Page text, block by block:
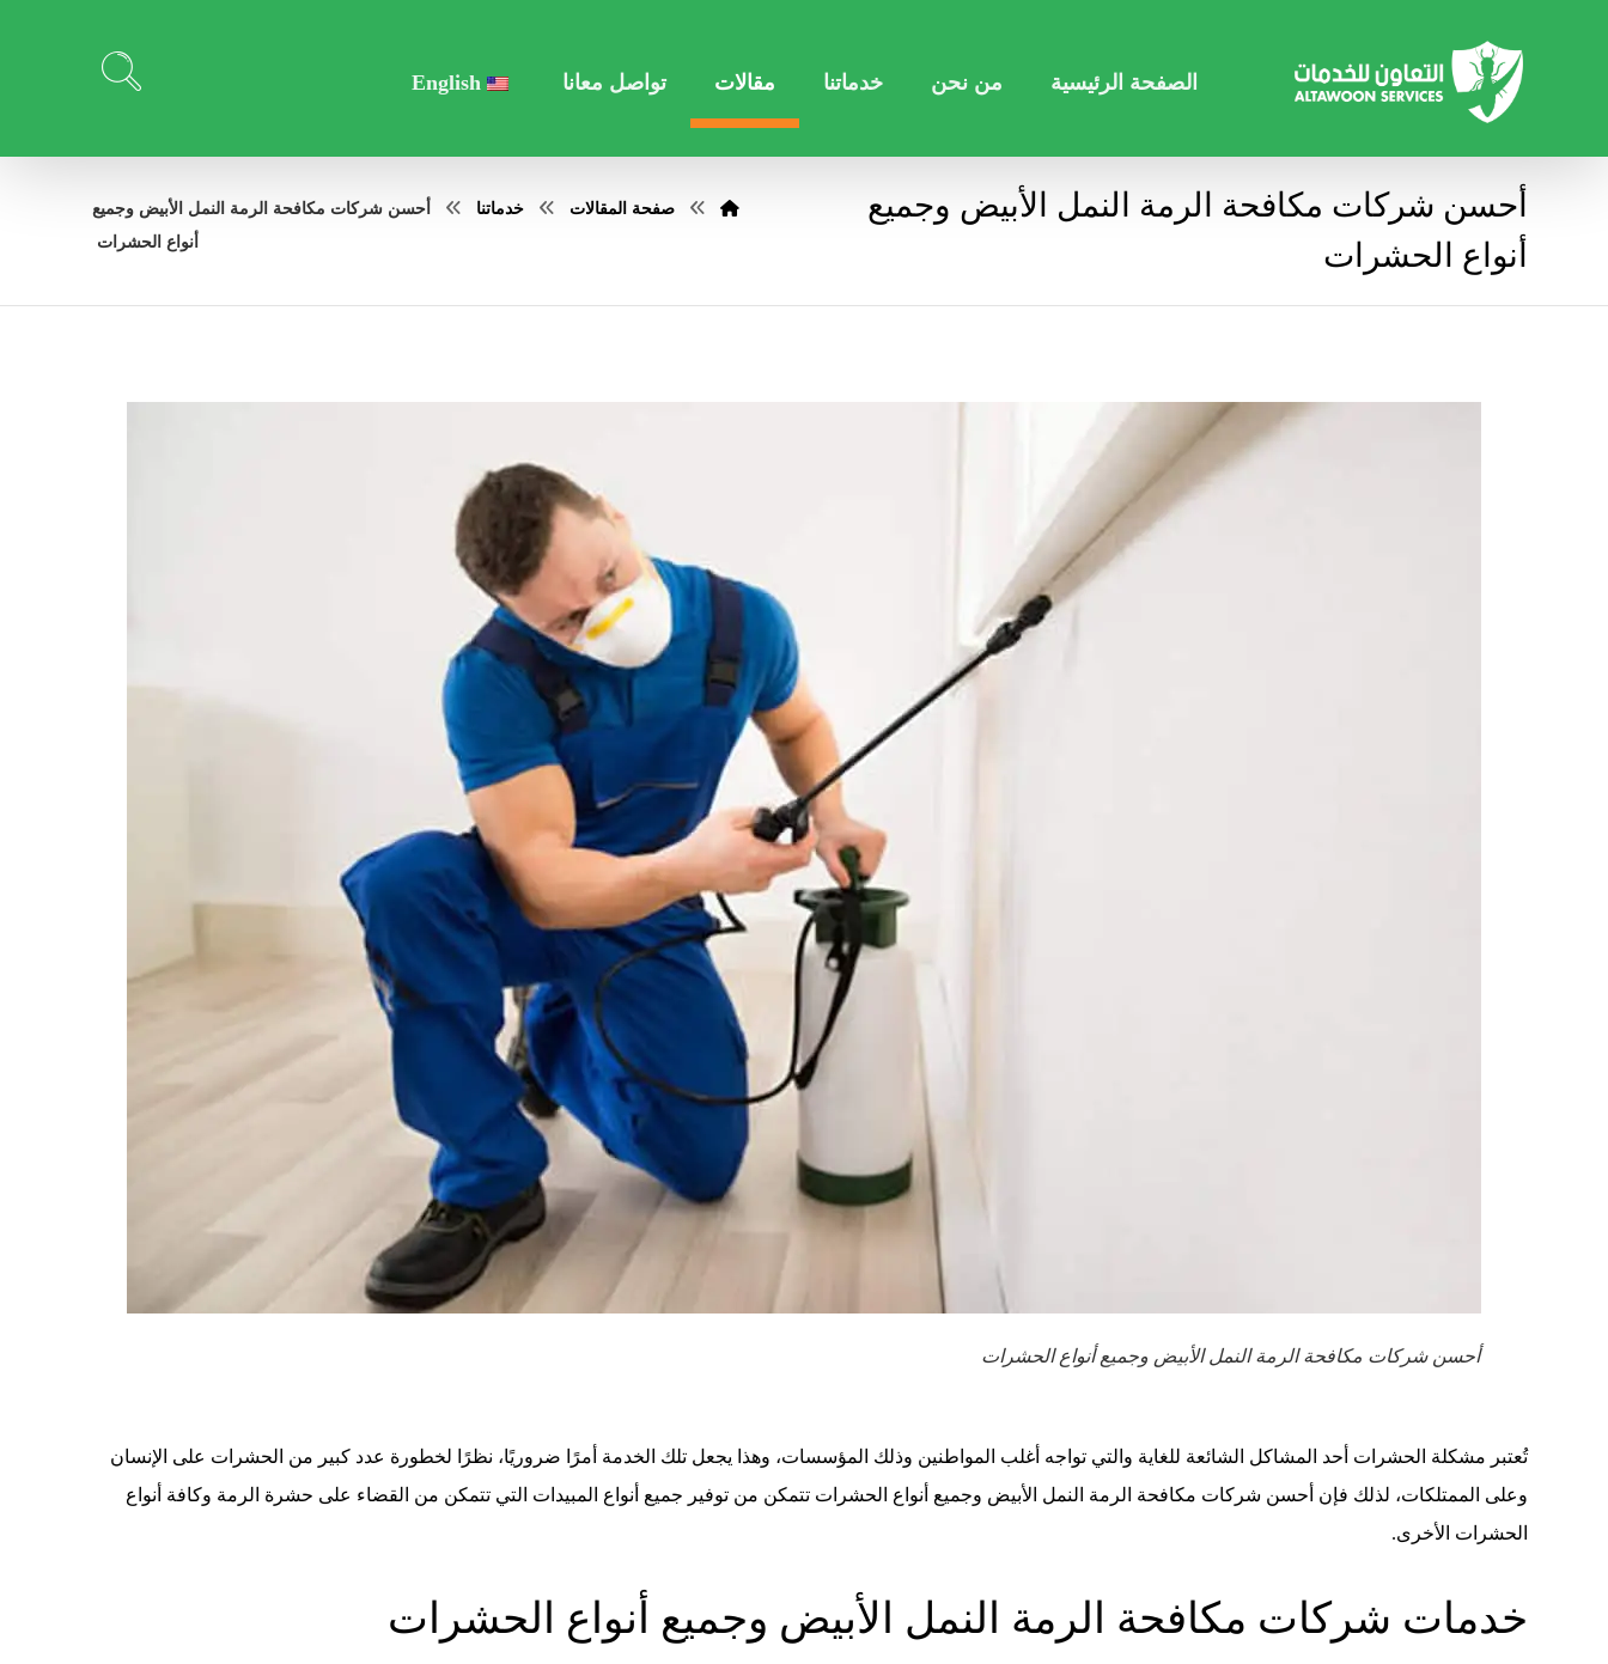
الصفحة الرئيسية من نحن خدماتنا مقالات تواصل معانا English
أحسن شركات مكافحة الرمة النمل الأبيض وجميع
أنواع الحشرات
صفحة المقالات خدماتنا
أحسن شركات مكافحة الرمة النمل الأبيض وجميع
أنواع الحشرات
أحسن شركات مكافحة الرمة النمل الأبيض وجميع أنواع الحشرات
تُعتبر مشكلة الحشرات أحد المشاكل الشائعة للغاية والتي تواجه أغلب المواطنين وذلك المؤسسات، وهذا يجعل تلك الخدمة أمرًا ضروريًا، نظرًا لخطورة عدد كبير من الحشرات على الإنسان
وعلى الممتلكات، لذلك فإن أحسن شركات مكافحة الرمة النمل الأبيض وجميع أنواع الحشرات تتمكن من توفير جميع أنواع المبيدات التي تتمكن من القضاء على حشرة الرمة وكافة أنواع
الحشرات الأخرى.
خدمات شركات مكافحة الرمة النمل الأبيض وجميع أنواع الحشرات